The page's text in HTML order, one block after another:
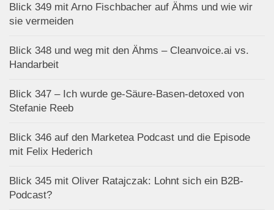
Blick 349 mit Arno Fischbacher auf Ähms und wie wir
sie vermeiden
Blick 348 und weg mit den Ähms – Cleanvoice.ai vs.
Handarbeit
Blick 347 – Ich wurde ge-Säure-Basen-detoxed von
Stefanie Reeb
Blick 346 auf den Marketea Podcast und die Episode
mit Felix Hederich
Blick 345 mit Oliver Ratajczak: Lohnt sich ein B2B-
Podcast?